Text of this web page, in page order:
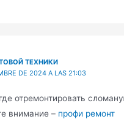
ТЕХНИКИ
DE 2024 A LAS 21:03
отремонтировать
внимание – профи ремонт